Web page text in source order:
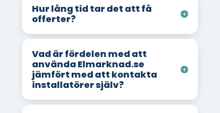
Hur lång tid tar det att få
offerter?
Vad är fördelen med att
använda Elmarknad.se
jämfört med att kontakta
installatörer själv?